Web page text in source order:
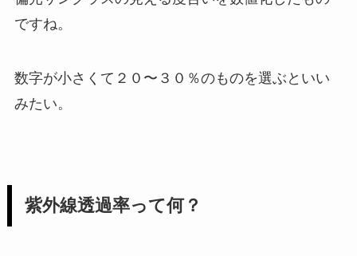
ですね。
数字が小さくて２０〜３０％のものを選ぶといい
みたい。
紫外線透過率って何？